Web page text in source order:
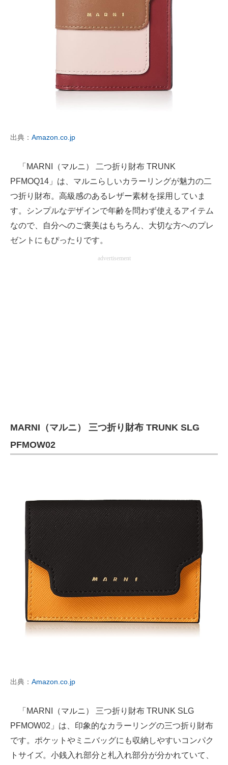
ちょっと気になるネットの話題
出典： Amazon.co.jp
「MARNI（マルニ） 二つ折り財布 TRUNK
PFMOQ14」は、マルニらしいカラーリングが魅力の二
つ折り財布。高級感のあるレザー素材を採用していま
す。シンプルなデザインで年齢を問わず使えるアイテム
なので、自分へのご褒美はもちろん、大切な方へのプレ
ゼントにもぴったりです。
advertisement
MARNI（マルニ） 三つ折り財布 TRUNK SLG
PFMOW02
出典： Amazon.co.jp
「MARNI（マルニ） 三つ折り財布 TRUNK SLG
PFMOW02」は、印象的なカラーリングの三つ折り財布
です。ポケットやミニバッグにも収納しやすいコンパク
トサイズ。小銭入れ部分と札入れ部分が分かれていて、